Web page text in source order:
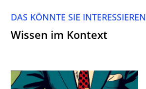
DAS KÖNNTE SIE INTERESSIEREN
Wissen im Kontext